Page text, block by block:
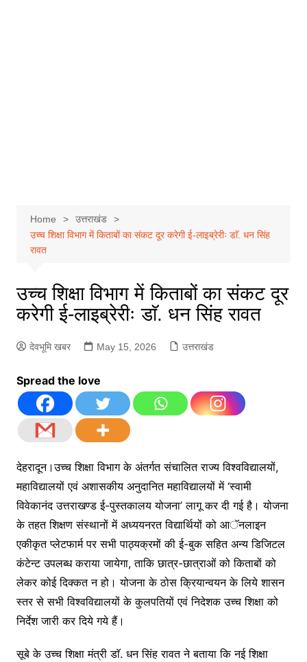
Home
उत्तराखंड
उच्च शिक्षा विभाग में किताबों का संकट दूर करेगी ई-लाइब्रेरीः डाॅ. धन सिंह
रावत
उच्च शिक्षा विभाग में किताबों का संकट दूर
करेगी ई-लाइब्रेरीः डाॅ. धन सिंह रावत
देवभूमि खबर May 15, 2026 उत्तराखंड
Spread the love
देहरादून।उच्च शिक्षा विभाग के अंतर्गत संचालित राज्य विश्वविद्यालयों,
महाविद्यालयों एवं अशासकीय अनुदानित महाविद्यालयों में ‘स्वामी
विवेकानंद उत्तराखण्ड ई-पुस्तकालय योजना’ लागू कर दी गई है। योजना
के तहत शिक्षण संस्थानों में अध्ययनरत विद्यार्थियों को आॅनलाइन
एकीकृत प्लेटफार्म पर सभी पाठ्यक्रमों की ई-बुक सहित अन्य डिजिटल
कंटेन्ट उपलब्ध कराया जायेगा, ताकि छात्र-छात्राओं को किताबों को
लेकर कोई दिक्कत न हो। योजना के ठोस क्रियान्वयन के लिये शासन
स्तर से सभी विश्वविद्यालयों के कुलपतियों एवं निदेशक उच्च शिक्षा को
निर्देश जारी कर दिये गये हैं।
सूबे के उच्च शिक्षा मंत्री डाॅ. धन सिंह रावत ने बताया कि नई शिक्षा